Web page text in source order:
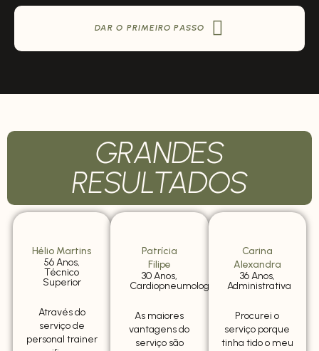
DAR O PRIMEIRO PASSO
GRANDES
RESULTADOS
Hélio Martins
56 Anos,
Técnico
Superior
Através do
serviço de
personal trainer
Patrícia
Filipe
30 Anos,
Cardiopneumologista
As maiores
vantagens do
serviço são
Carina
Alexandra
36 Anos,
Administrativa
Procurei o
serviço porque
tinha tido o meu